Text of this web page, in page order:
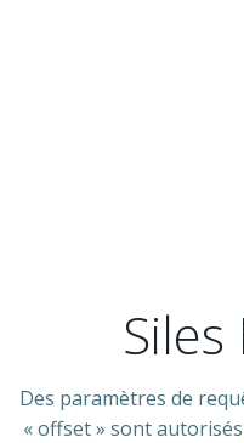
Des paramètres de
« offset » sont